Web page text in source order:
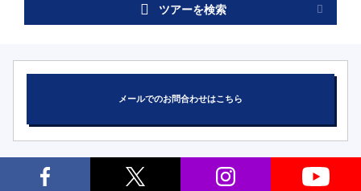
ツアーを検索
メールでのお問合わせはこちら